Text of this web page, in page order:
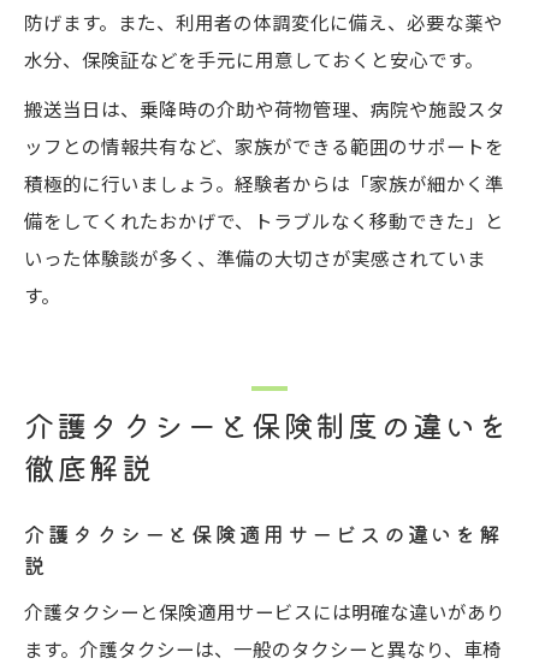
防げます。また、利用者の体調変化に備え、必要な薬や
水分、保険証などを手元に用意しておくと安心です。
搬送当日は、乗降時の介助や荷物管理、病院や施設スタ
ッフとの情報共有など、家族ができる範囲のサポートを
積極的に行いましょう。経験者からは「家族が細かく準
備をしてくれたおかげで、トラブルなく移動できた」と
いった体験談が多く、準備の大切さが実感されていま
す。
介護タクシーと保険制度の違いを
徹底解説
介護タクシーと保険適用サービスの違いを解
説
介護タクシーと保険適用サービスには明確な違いがあり
ます。介護タクシーは、一般のタクシーと異なり、車椅